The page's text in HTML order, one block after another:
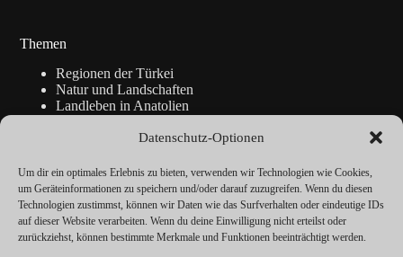
Datenschutz-Optionen
Um dir ein optimales Erlebnis zu bieten, verwenden wir Technologien wie Cookies,
um Geräteinformationen zu speichern und/oder darauf zuzugreifen. Wenn du diesen
Technologien zustimmst, können wir Daten wie das Surfverhalten oder eindeutige IDs
auf dieser Website verarbeiten. Wenn du deine Einwilligung nicht erteilst oder
zurückziehst, können bestimmte Merkmale und Funktionen beeinträchtigt werden.
Themen
Regionen der Türkei
Natur und Landschaften
Landleben in Anatolien
Blickpunkte
Reise-Info